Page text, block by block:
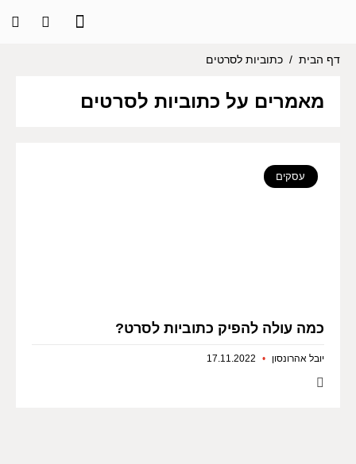
דף הבית / כתוביות לסרטים
מאמרים על כתוביות לסרטים
עסקים
כמה עולה להפיק כתוביות לסרט?
יובל אהרונסון